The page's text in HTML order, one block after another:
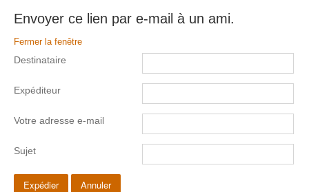
Envoyer ce lien par e-mail à un ami.
Fermer la fenêtre
Destinataire
Expéditeur
Votre adresse e-mail
Sujet
Expédier Annuler